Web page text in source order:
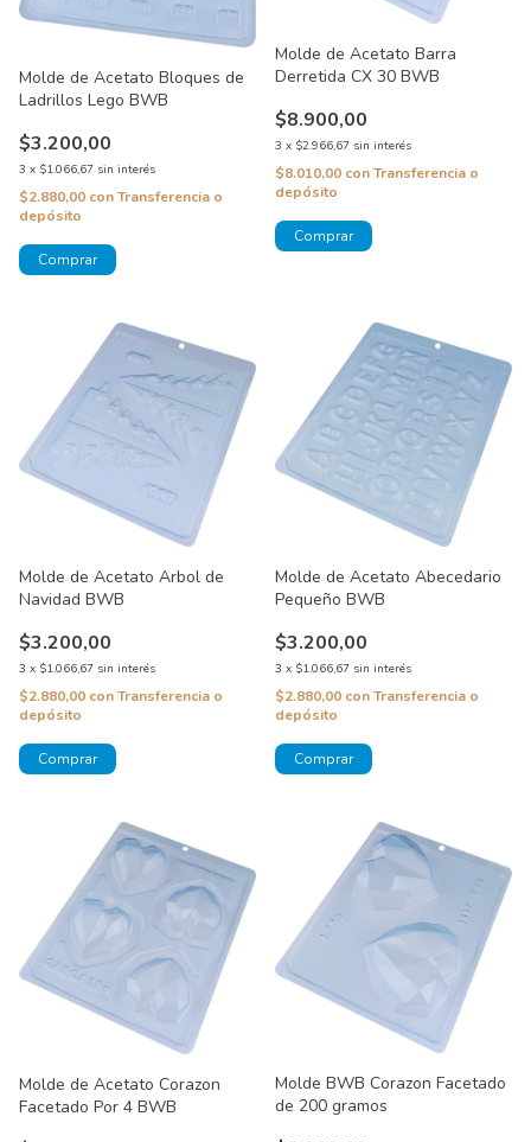
Molde de Acetato Bloques de
Ladrillos Lego BWB
$3.200,00
3 x $1.066,67 sin interés
$2.880,00 conTransferencia o
depósito
Molde de Acetato Barra
Derretida CX 30 BWB
$8.900,00
3 x $2.966,67 sin interés
$8.010,00 conTransferencia o
depósito
Molde de Acetato Arbol de
Navidad BWB
$3.200,00
3 x $1.066,67 sin interés
$2.880,00 conTransferencia o
depósito
Molde de Acetato Abecedario
Pequeño BWB
$3.200,00
3 x $1.066,67 sin interés
$2.880,00 conTransferencia o
depósito
Molde de Acetato Corazon
Facetado Por 4 BWB
Molde BWB Corazon Facetado
de 200 gramos